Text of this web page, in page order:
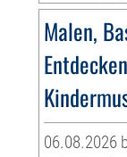
Malen,
06.08.2026